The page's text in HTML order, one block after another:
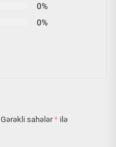
0%
0%
Gərəkli sahələr* ilə